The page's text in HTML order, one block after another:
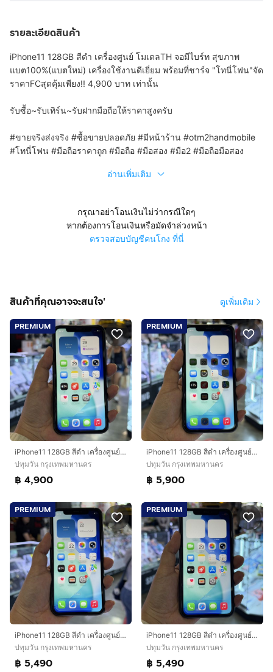
รายละเอียดสินค้า
iPhone11 128GB สีดำ เครื่องศูนย์ โมเดลTH จอมีไบร์ท สุขภาพ
แบต100%(แบตใหม่) เครื่องใช้งานดีเยี่ยม พร้อมที่ชาร์จ "โทนี่โฟน"จัด
ราคาFCสุดคุ้มเพียง!! 4,900 บาท เท่านั้น
รับซื้อ~รับเทิร์น~รับฝากมือถือให้ราคาสูงครับ
#ขายจริงส่งจริง #ซื้อขายปลอดภัย #มีหน้าร้าน #otm2handmobile
#โทนี่โฟน #มือถือราคาถูก #มือถือ #มือสอง #มือ2 #มือถือมือสอง
อ่านเพิ่มเติม
กรุณาอย่าโอนเงินไม่ว่ากรณีใดๆ
หากต้องการโอนเงินหรือมัดจำล่วงหน้า
ตรวจสอบบัญชีคนโกง ที่นี่
สินค้าที่คุณอาจจะสนใจ' ดูเพิ่มเติม
PREMIUM
iPhone11 128GB สีดำ เครื่องศูนย์ โมเดลTH 🔥🔥🔥
ปทุมวัน กรุงเทพมหานคร
฿ 4,900
PREMIUM
iPhone11 128GB สีดำ เครื่องศูนย์ โมเดลTH สภาพสวยมากๆ🔥🔥
ปทุมวัน กรุงเทพมหานคร
฿ 5,900
PREMIUM
iPhone11 128GB สีดำ เครื่องศูนย์ โมเดลTH สภาพสวยมากๆ🔥🔥
ปทุมวัน กรุงเทพมหานคร
฿ 5,490
PREMIUM
iPhone11 128GB สีดำ เครื่องศูนย์ โมเดลTH สภาพสวยมากๆ🔥🔥
ปทุมวัน กรุงเทพมหานคร
฿ 5,490